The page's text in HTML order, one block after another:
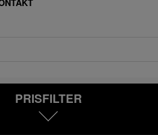
PRISFILTER